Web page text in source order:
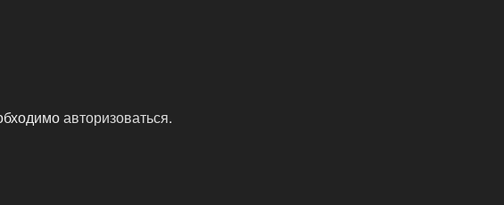
авторизоваться.